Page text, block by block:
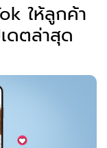
ให้ลูกค้า
ดตล่าสุด